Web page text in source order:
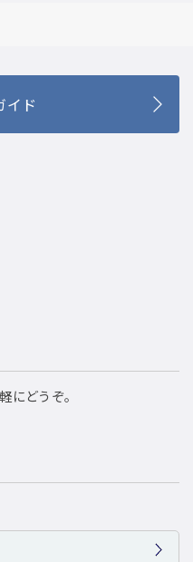
イド
にどうぞ。